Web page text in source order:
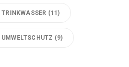
TRINKWASSER (11)
UMWELTSCHUTZ (9)